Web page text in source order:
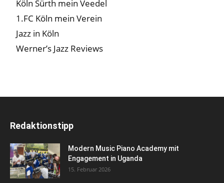
Köln Sürth mein Veedel
1.FC Köln mein Verein
Jazz in Köln
Werner’s Jazz Reviews
Redaktionstipp
Modern Music Piano Academy mit
Engagement in Uganda
15. Februar 2026